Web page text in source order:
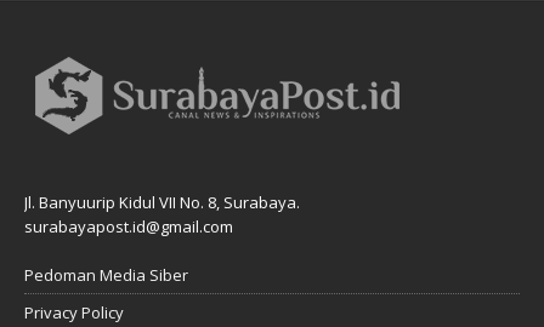
Jl. Banyuurip Kidul VII No. 8, Surabaya.
surabayapost.id@gmail.com
Pedoman Media Siber
Privacy Policy